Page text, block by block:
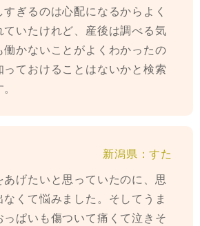
ぎるのは心配になるからよく
ていたけれど、産後は調べる気
働かないことがよくわかったの
ておけることはないかと検索
新潟県：すた
げたいと思っていたのに、思
くて悩みました。そしてうま
っぱいも傷ついて痛くて泣きそ